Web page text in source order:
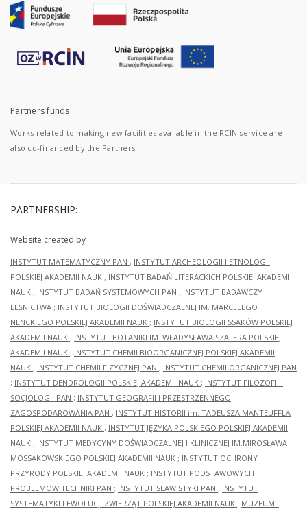
Partners funds
Works related to making new facilities available in the RCIN service are
also co-financed by the Partners.
PARTNERSHIP:
Website created by
INSTYTUT MATEMATYCZNY PAN ; INSTYTUT ARCHEOLOGII I ETNOLOGII
POLSKIEJ AKADEMII NAUK ; INSTYTUT BADAŃ LITERACKICH POLSKIEJ AKADEMII
NAUK ; INSTYTUT BADAŃ SYSTEMOWYCH PAN ; INSTYTUT BADAWCZY
LEŚNICTWA ; INSTYTUT BIOLOGII DOŚWIADCZALNEJ IM. MARCELEGO
NENCKIEGO POLSKIEJ AKADEMII NAUK ; INSTYTUT BIOLOGII SSAKÓW POLSKIEJ
AKADEMII NAUK ; INSTYTUT BOTANIKI IM. WŁADYSŁAWA SZAFERA POLSKIEJ
AKADEMII NAUK ; INSTYTUT CHEMII BIOORGANICZNEJ POLSKIEJ AKADEMII
NAUK ; INSTYTUT CHEMII FIZYCZNEJ PAN ; INSTYTUT CHEMII ORGANICZNEJ PAN
; INSTYTUT DENDROLOGII POLSKIEJ AKADEMII NAUK ; INSTYTUT FILOZOFII I
SOCJOLOGII PAN ; INSTYTUT GEOGRAFII I PRZESTRZENNEGO
ZAGOSPODAROWANIA PAN ; INSTYTUT HISTORII im. TADEUSZA MANTEUFFLA
POLSKIEJ AKADEMII NAUK ; INSTYTUT JĘZYKA POLSKIEGO POLSKIEJ AKADEMII
NAUK ; INSTYTUT MEDYCYNY DOŚWIADCZALNEJ I KLINICZNEJ IM.MIROSŁAWA
MOSSAKOWSKIEGO POLSKIEJ AKADEMII NAUK ; INSTYTUT OCHRONY
PRZYRODY POLSKIEJ AKADEMII NAUK ; INSTYTUT PODSTAWOWYCH
PROBLEMÓW TECHNIKI PAN ; INSTYTUT SLAWISTYKI PAN ; INSTYTUT
SYSTEMATYKI I EWOLUCJI ZWIERZĄT POLSKIEJ AKADEMII NAUK ; MUZEUM I